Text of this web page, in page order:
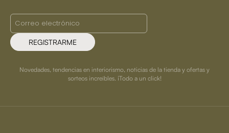
REGISTRARME
Novedades, tendencias en interiorismo, noticias de la tienda y ofertas y
sorteos increíbles. ¡Todo a un click!